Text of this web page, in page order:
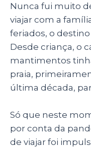
a
ts
A
p
p
c
e
b
o
o
k
Nunca fui muito
viajar com a
feriados, o
Desde criança, o
mantimentos
praia,
última década,
Só que neste
por conta da
de viajar foi